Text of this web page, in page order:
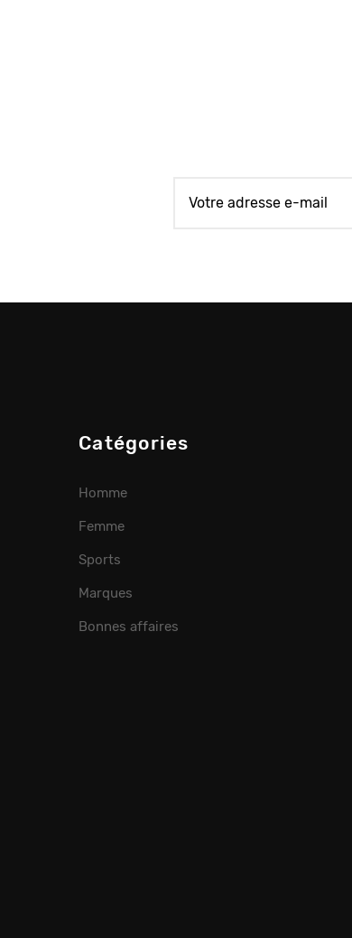
Catégories
Homme
Femme
Sports
Marques
Bonnes affaires